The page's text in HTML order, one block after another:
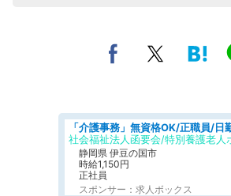
静岡県 伊豆の国市
時給1,150円
正社員
スポンサー：求人ボックス